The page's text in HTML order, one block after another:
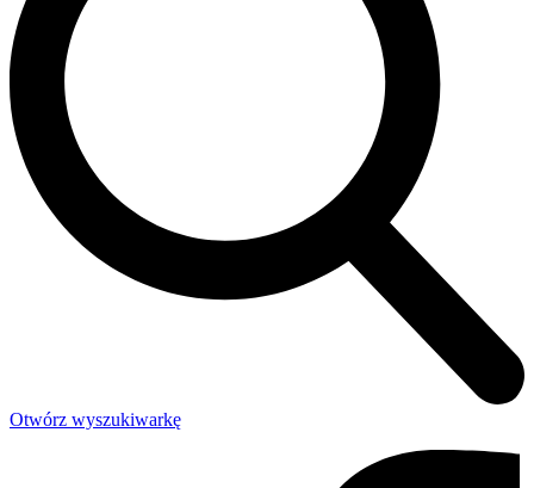
Otwórz wyszukiwarkę